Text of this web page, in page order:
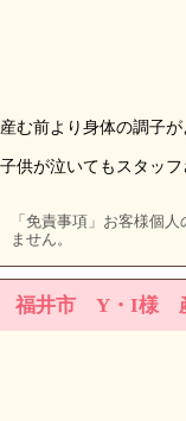
産む前より身体の調子が
子供が泣いてもスタッ
「免責事項」お客様個
ません。
福井市 Y・I様